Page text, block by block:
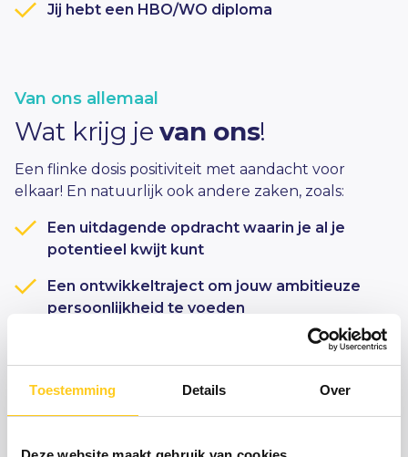
Toestemming Details Over
Jij hebt een HBO/WO diploma
Van ons allemaal
Wat krijg jevan ons!
Een flinke dosis positiviteit met aandacht voor
elkaar! En natuurlijk ook andere zaken, zoals:
Een uitdagende opdracht waarin je al je
potentieel kwijt kunt
Een ontwikkeltraject om jouw ambitieuze
persoonlijkheid te voeden
Een auto, zodat je elke locatie weet te
bereiken
25 vakantiedagen per jaar die jou van de